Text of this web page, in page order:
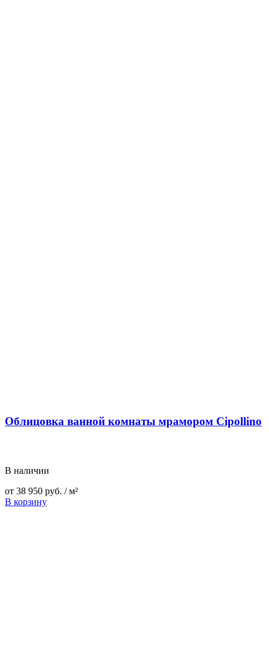
Облицовка ванной комнаты мрамором Cipollino
В наличии
от 38 950 руб. / м²
В корзину